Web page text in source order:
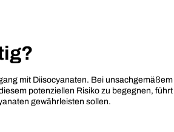
mit Diisocyanaten. Bei
potenziellen Risiko zu begegnen,
gewährleisten sollen.